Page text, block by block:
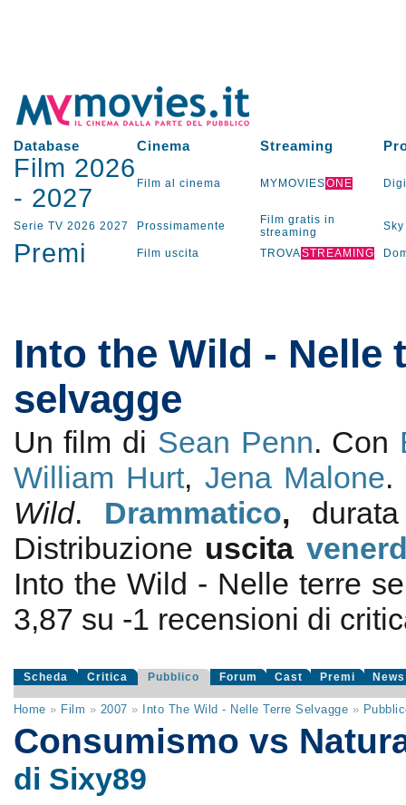
Database Cinema Streaming
Film 2026
- 2027 Film al cinema MYMOVIESONE
Serie TV 2026 2027 Prossimamente
Film gratis in
streaming
Sky
Premi Film uscita TROVASTREAMING
Into the Wild - Nelle
selvagge
Un film di Sean Penn. Con
William Hurt, Jena Malone.
Wild. Drammatico,
Distribuzione uscita
Into the Wild - Nelle terre
3,87 su -1 recensioni di
Scheda Critica Pubblico Forum Cast Premi News
Home » Film » 2007 » Into The Wild - Nelle Terre Selvagge »
Consumismo vs
di Sixy89